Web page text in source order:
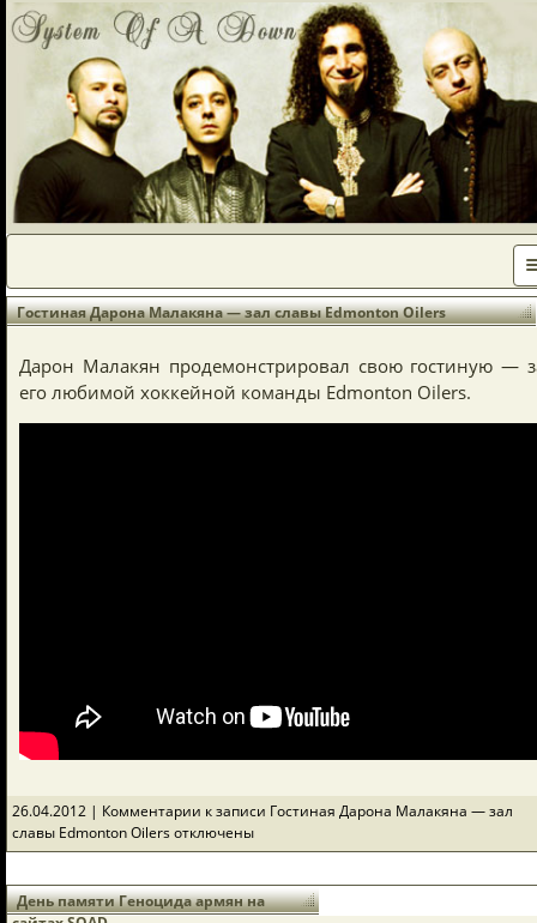
Гостиная Дарона Малакяна — зал славы Edmonton Oilers
Дарон Малакян продемонстрировал свою гостиную —
его любимой хоккейной команды Edmonton Oilers.
26.04.2012 | Комментарии к записи Гостиная Дарона Малакяна — зал
славы Edmonton Oilersотключены
День памяти Геноцида армян на